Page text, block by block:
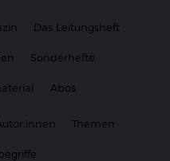
Das Leitungsheft
Sonderhefte
Abos
Themen